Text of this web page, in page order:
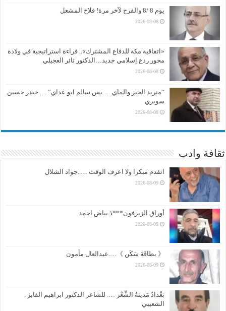
يوم 8 /8 والفرح لآخر مرة! فلاح المشعل
2026-08-08
«اتفاقية مكة للدفاع المشترك».. قراءة استراتيجية في ولادة
محور ردع إسلامي جديد…الدكتور ثائر العجيلي
2026-08-08
“منريد الخبز والماي … بس سالم ابو عداي”…. حيدر حسين
سويري
2026-08-08
ثقافة وادب
اتقدم مبكرا ولا اعرف الوقت …..جواد الشلال
2026-08-09
أوراق الزيزفون***ذ بياض احمد
2026-08-09
《 بطاقَة سَكَن 》….عبدالعال مأمون
2026-08-09
بَغْدادُ مَدينَةُ الشِّعْر …. للشاعر الدكتور ابراهيم الفايز .
الشعيبي